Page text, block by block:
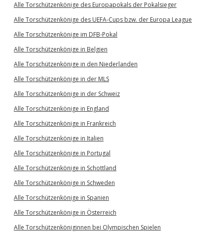
Alle Torschützenkönige des Europapokals der Pokalsieger
Alle Torschützenkönige des UEFA-Cups bzw. der Europa League
Alle Torschützenkönige im DFB-Pokal
Alle Torschützenkönige in Belgien
Alle Torschützenkönige in den Niederlanden
Alle Torschützenkönige in der MLS
Alle Torschützenkönige in der Schweiz
Alle Torschützenkönige in England
Alle Torschützenkönige in Frankreich
Alle Torschützenkönige in Italien
Alle Torschützenkönige in Portugal
Alle Torschützenkönige in Schottland
Alle Torschützenkönige in Schweden
Alle Torschützenkönige in Spanien
Alle Torschützenkönige in Österreich
Alle Torschützenköniginnen bei Olympischen Spielen